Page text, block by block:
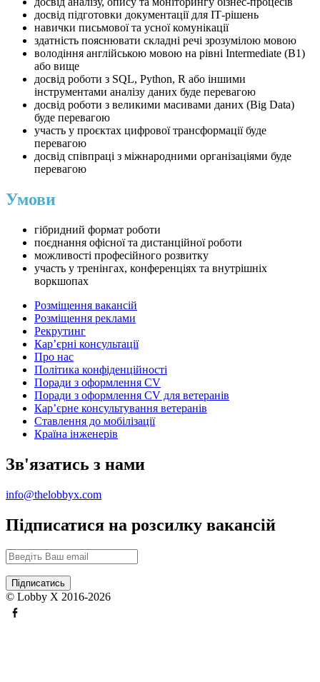
досвід підготовки документації для ІТ-рішень
навички письмової та усної комунікації
здатність пояснювати складні речі зрозумілою мовою
володіння англійською мовою на рівні Intermediate (B1)
або вище
досвід роботи з SQL, Python, R або іншими
інструментами аналізу даних буде перевагою
досвід роботи з великими масивами даних (Big Data)
буде перевагою
участь у проєктах цифрової трансформації буде
перевагою
досвід співпраці з міжнародними організаціями буде
перевагою
Умови
гібридний формат роботи
поєднання офісної та дистанційної роботи
можливості професійного розвитку
участь у тренінгах, конференціях та внутрішніх
воркшопах
Розміщення вакансій
Розміщення реклами
Рекрутинг
Карʼєрні консультації
Про нас
Політика конфіденційності
Поради з оформлення CV
Поради з оформлення CV для ветеранів
Карʼєрне консультування ветеранів
Ставлення до мобілізації
Країна інженерів
Зв'язатись з нами
info@thelobbyx.com
Підписатися на розсилку вакансій
© Lobby X 2016-2026